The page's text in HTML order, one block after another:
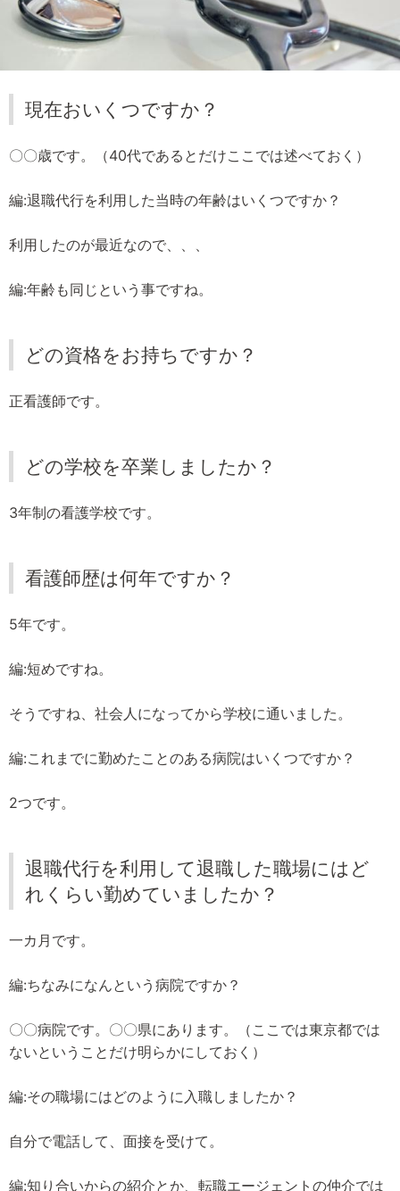
現在おいくつですか？
〇〇歳です。（40代であるとだけここでは述べておく）
編:退職代行を利用した当時の年齢はいくつですか？
利用したのが最近なので、、、
編:年齢も同じという事ですね。
どの資格をお持ちですか？
正看護師です。
どの学校を卒業しましたか？
3年制の看護学校です。
看護師歴は何年ですか？
5年です。
編:短めですね。
そうですね、社会人になってから学校に通いました。
編:これまでに勤めたことのある病院はいくつですか？
2つです。
退職代行を利用して退職した職場にはど
れくらい勤めていましたか？
一カ月です。
編:ちなみになんという病院ですか？
〇〇病院です。〇〇県にあります。（ここでは東京都では
ないということだけ明らかにしておく）
編:その職場にはどのように入職しましたか？
自分で電話して、面接を受けて。
編:知り合いからの紹介とか、転職エージェントの仲介では